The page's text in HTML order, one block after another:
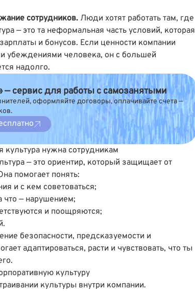
сотрудников. Люди хотят работать там, где
— это та неформальная часть условий, которая
и бонусов. Если ценности компании
убеждениями человека, он с большей
надолго.
— сервис для работы с самозанятыми
оформляйте договоры, оплачивайте счета —
культура нужна сотрудникам
— это ориентир, который защищает от
помогает понять:
и с кем советоваться;
что — нарушением;
и поощряются;
безопасности, предсказуемости и
адаптироваться, расти и чувствовать, что ты
культуру
культуры внутри компании.